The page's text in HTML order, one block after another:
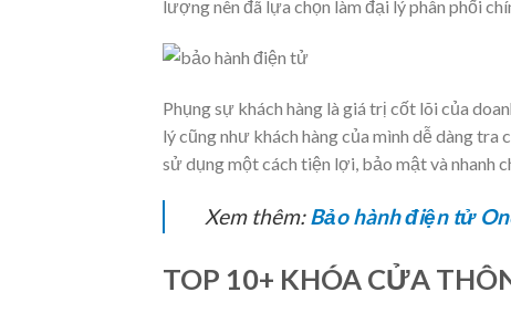
lượng nên đã lựa chọn làm đại lý phân phối
Phụng sự khách hàng là giá trị cốt lõi của
lý cũng như khách hàng của mình dễ dàng
sử dụng một cách tiện lợi, bảo mật và nhanh
Xem thêm:Bảo hành điện tử
TOP 10+ KHÓA CỬA